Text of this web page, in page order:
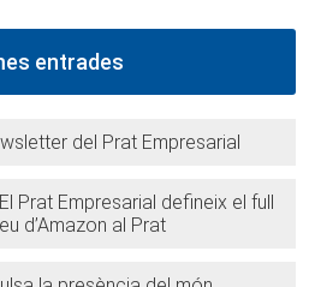
entrades
del Prat Empresarial
Prat Empresarial defineix el full
d’Amazon al Prat